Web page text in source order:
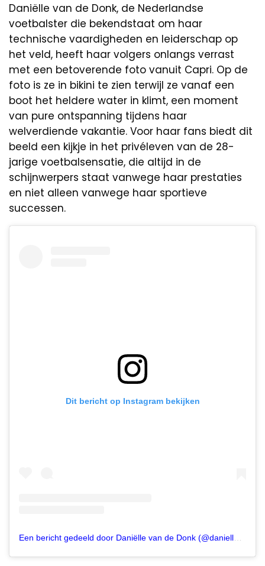
Daniëlle van de Donk, de Nederlandse
voetbalster die bekendstaat om haar
technische vaardigheden en leiderschap op
het veld, heeft haar volgers onlangs verrast
met een betoverende foto vanuit Capri. Op de
foto is ze in bikini te zien terwijl ze vanaf een
boot het heldere water in klimt, een moment
van pure ontspanning tijdens haar
welverdiende vakantie. Voor haar fans biedt dit
beeld een kijkje in het privéleven van de 28-
jarige voetbalsensatie, die altijd in de
schijnwerpers staat vanwege haar prestaties
en niet alleen vanwege haar sportieve
successen.
Dit bericht op Instagram bekijken